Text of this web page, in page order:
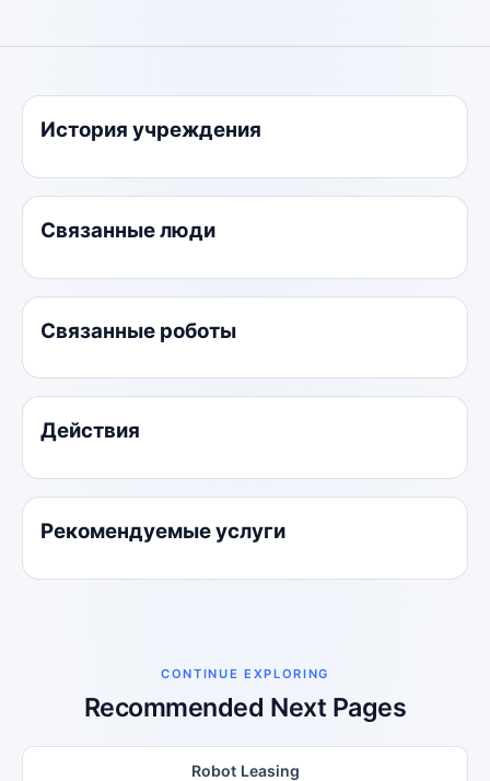
История учреждения
Связанные люди
Связанные роботы
Действия
Рекомендуемые услуги
CONTINUE EXPLORING
Recommended Next Pages
Robot Leasing